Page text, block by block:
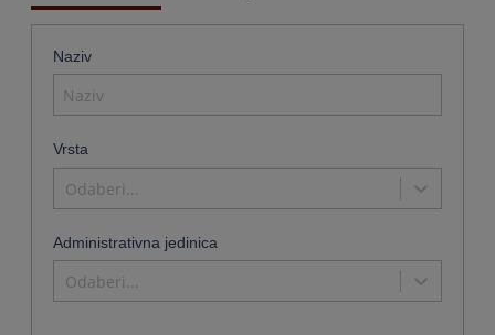
Naziv
Vrsta
Odaberi...
Administrativna jedinica
Odaberi...